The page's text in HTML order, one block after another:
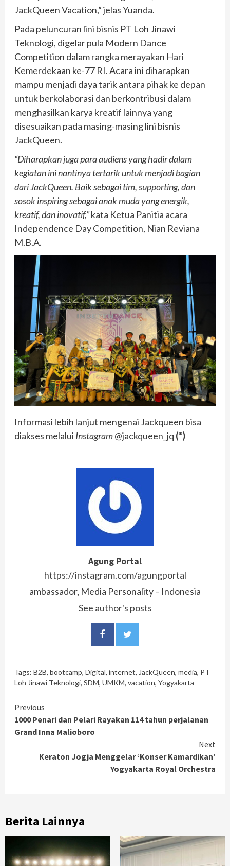
JackQueen Vacation,” jelas Yuanda.
Pada peluncuran lini bisnis PT Loh Jinawi
Teknologi, digelar pula Modern Dance
Competition dalam rangka merayakan Hari
Kemerdekaan ke-77 RI. Acara ini diharapkan
mampu menjadi daya tarik antara pihak ke depan
untuk berkolaborasi dan berkontribusi dalam
menghasilkan karya kreatif lainnya yang
disesuaikan pada masing-masing lini bisnis
JackQueen.
“Diharapkan juga para audiens yang hadir dalam
kegiatan ini nantinya tertarik untuk menjadi bagian
dari JackQueen. Baik sebagai tim, supporting, dan
sosok inspiring sebagai anak muda yang energik,
kreatif, dan inovatif,”kata Ketua Panitia acara
Independence Day Competition, Nian Reviana
M.B.A.
Informasi lebih lanjut mengenai Jackqueen bisa
diakses melalui Instagram@jackqueen_jq (*)
Agung Portal
https://instagram.com/agungportal
ambassador, Media Personality – Indonesia
See author's posts
Tags: B2B, bootcamp, Digital, internet, JackQueen, media, PT
Loh Jinawi Teknologi, SDM, UMKM, vacation, Yogyakarta
Continue
Reading
Previous
1000 Penari dan Pelari Rayakan 114 tahun perjalanan
Grand Inna Malioboro
Next
Keraton Jogja Menggelar ‘Konser Kamardikan’
Yogyakarta Royal Orchestra
Berita Lainnya